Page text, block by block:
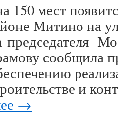
150 мест
Митино на
председателя
сообщила
и
→